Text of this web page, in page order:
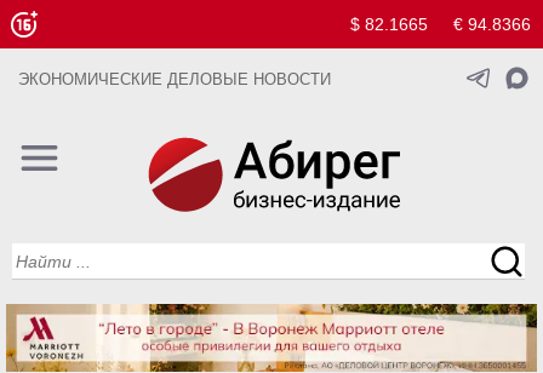
$ 82.1665 € 94.8366
ЭКОНОМИЧЕСКИЕ ДЕЛОВЫЕ НОВОСТИ